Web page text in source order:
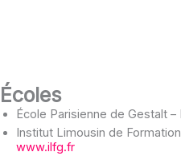
Écoles
École Parisienne de Gestalt –
Institut Limousin de
www.ilfg.fr